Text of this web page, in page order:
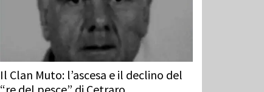
Il Clan Muto: l’ascesa e il declino del